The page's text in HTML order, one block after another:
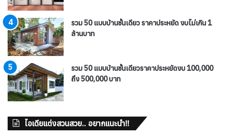
รวม 50 แบบบ้านชั้นเดียว ราคาประหยัด งบไม่เกิน 1
ล้านบาท
รวม 50 แบบบ้านชั้นเดียวราคาประหยัดงบ 100,000
ถึง 500,000 บาท
ไอเดียแต่งสวนสวย.. อยากแนะนำ!!